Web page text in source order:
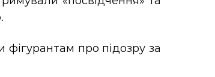
фігурантам про підозру за